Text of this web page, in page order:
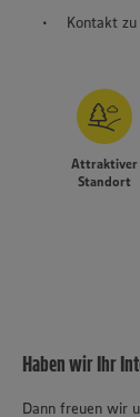
Kontakt
Attraktiver
Standort
Haben wir Ihr
Dann freuen wir